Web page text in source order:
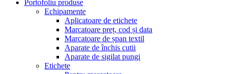
Portofoliu produse
Echipamente
Aplicatoare de etichete
Marcatoare preț, cod și data
Marcatoare de șpan textil
Aparate de închis cutii
Aparate de sigilat pungi
Etichete